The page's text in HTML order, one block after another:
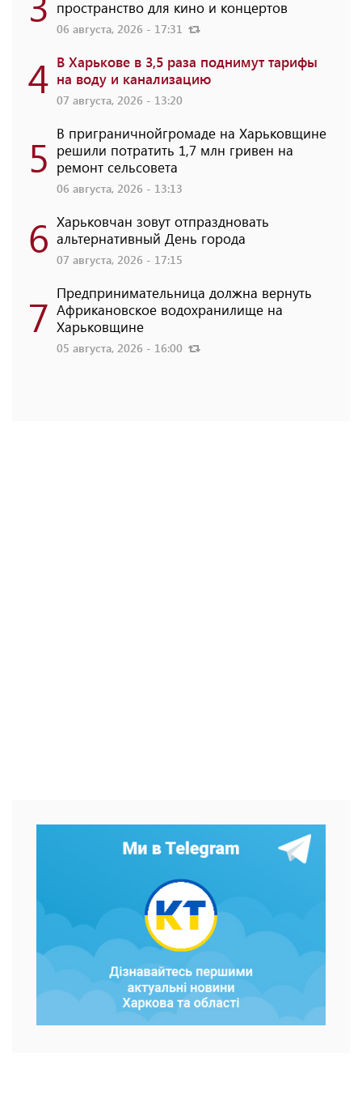
пространство для кино и концертов
06 августа, 2026 - 17:31
4 В Харькове в 3,5 раза поднимут тарифы
на воду и канализацию
07 августа, 2026 - 13:20
5 В приграничнойгромаде на Харьковщине
решили потратить 1,7 млн ​​гривен на
ремонт сельсовета
06 августа, 2026 - 13:13
6 Харьковчан зовут отпраздновать
альтернативный День города
07 августа, 2026 - 17:15
7 Предпринимательница должна вернуть
Африкановское водохранилище на
Харьковщине
05 августа, 2026 - 16:00